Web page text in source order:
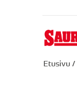
Etusivu /